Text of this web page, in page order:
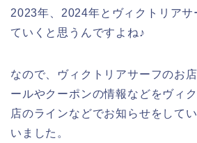
2023年、2024年とヴィクトリアサ
ていくと思うんですよね♪
なので、ヴィクトリアサーフのお
ールやクーポンの情報などをヴィ
店のラインなどでお知らせをして
いました。